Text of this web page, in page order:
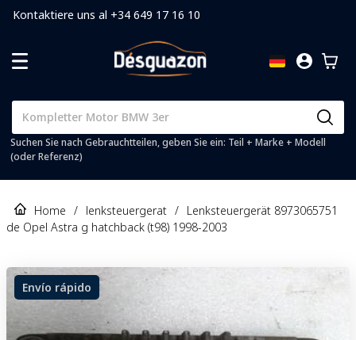
Kontaktiere uns al +34 649 17 16 10
Suchen Sie nach Gebrauchtteilen, geben Sie ein: Teil + Marke + Modell
(oder Referenz)
Home / lenksteuergerat / Lenksteuergerät 8973065751
de Opel Astra g hatchback (t98) 1998-2003
Envío rápido